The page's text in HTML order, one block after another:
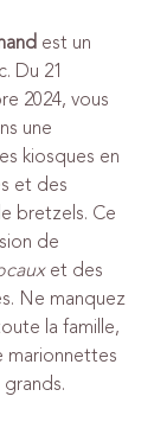
est un
Du 21
2024, vous
une
kiosques en
et des
bretzels. Ce
de
et des
Ne manquez
la famille,